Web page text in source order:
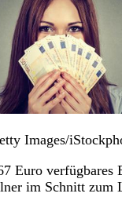
Images/
Euro verfügbares
im Schnitt zum